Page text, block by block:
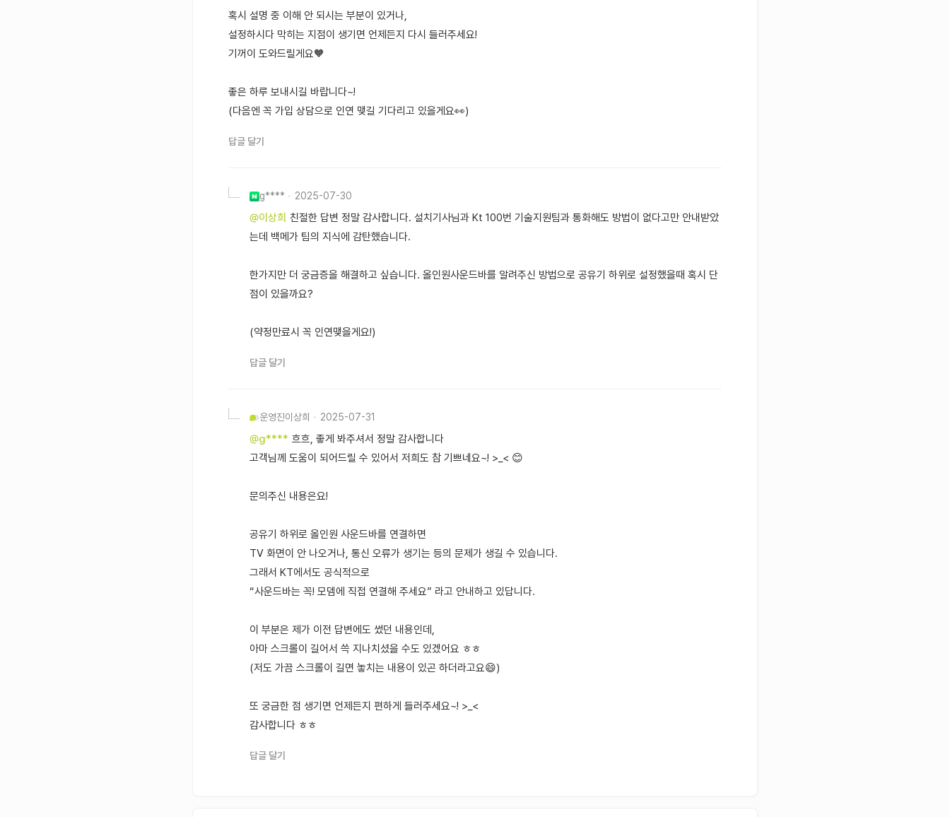
혹시 설명 중 이해 안 되시는 부분이 있거나,
설정하시다 막히는 지점이 생기면 언제든지 다시 들러주세요!
기꺼이 도와드릴게요🧡
좋은 하루 보내시길 바랍니다~!
(다음엔 꼭 가입 상담으로 인연 맺길 기다리고 있을게요👀)
답글 달기
g**** 2025-07-30
@이상희 친절한 답변 정말 감사합니다. 설치기사님과 Kt 100번 기술지원팀과 통화해도 방법이 없다고만 안내받았
는데 백메가 팀의 지식에 감탄했습니다.
한가지만 더 궁금증을 해결하고 싶습니다. 올인원사운드바를 알려주신 방법으로 공유기 하위로 설정했을때 혹시 단
점이 있을까요?
(약정만료시 꼭 인연맺을게요!)
답글 달기
운영진이상희 2025-07-31
@g**** 흐흐, 좋게 봐주셔서 정말 감사합니다
고객님께 도움이 되어드릴 수 있어서 저희도 참 기쁘네요~! >_< 😊
문의주신 내용은요!
공유기 하위로 올인원 사운드바를 연결하면
TV 화면이 안 나오거나, 통신 오류가 생기는 등의 문제가 생길 수 있습니다.
그래서 KT에서도 공식적으로
“사운드바는 꼭! 모뎀에 직접 연결해 주세요” 라고 안내하고 있답니다.
이 부분은 제가 이전 답변에도 썼던 내용인데,
아마 스크롤이 길어서 쓱 지나치셨을 수도 있겠어요 ㅎㅎ
(저도 가끔 스크롤이 길면 놓치는 내용이 있곤 하더라고요😄)
또 궁금한 점 생기면 언제든지 편하게 들러주세요~! >_<
감사합니다 ㅎㅎ
답글 달기